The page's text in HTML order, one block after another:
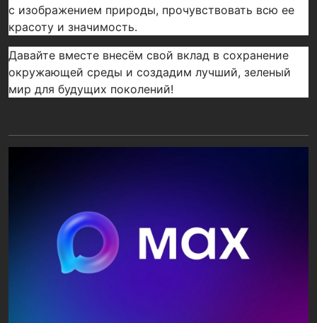
с изображением природы, прочувствовать всю ее
красоту и значимость.
Давайте вместе внесём свой вклад в сохранение
окружающей среды и создадим лучший, зеленый
мир для будущих поколений!